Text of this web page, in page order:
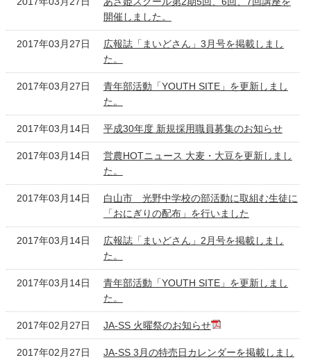
開催しました。
2017年03月27日
広報誌「まいどさん」3月号を掲載しまし
た。
2017年03月27日
青年部活動「YOUTH SITE」を更新しまし
た。
2017年03月14日 平成30年度 新規採用職員募集のお知らせ
2017年03月14日
営農HOTニュース 大麦・大豆を更新しまし
た。
2017年03月14日
白山市 光野中学校の部活動に取組む生徒に
「おにぎりの配布」を行いました
2017年03月14日
広報誌「まいどさん」2月号を掲載しまし
た。
2017年03月14日
青年部活動「YOUTH SITE」を更新しまし
た。
2017年02月27日 JA-SS 火曜祭のお知らせ
2017年02月27日
JA-SS 3月の特売日カレンダーを掲載しまし